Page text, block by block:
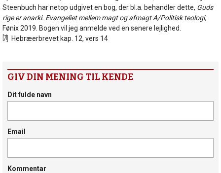
Steenbuch har netop udgivet en bog, der bl.a. behandler dette, Guds
rige er anarki. Evangeliet mellem magt og afmagt A/Politisk teologi,
Fønix 2019. Bogen vil jeg anmelde ved en senere lejlighed.
[17]
Hebræerbrevet kap. 12, vers 14
GIV DIN MENING TIL KENDE
Dit fulde navn
Email
Kommentar